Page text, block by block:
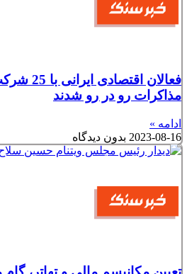
فعالان
مذاکرات رو در رو شدند
ادامه »
2023-08-16 بدون دیدگاه